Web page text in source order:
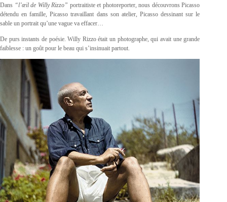
Dans “l’œil de Willy Rizzo” portraitiste et photoreporter, nous découvrons Picasso
détendu en famille, Picasso travaillant dans son atelier, Picasso dessinant sur le
sable un portrait qu’une vague va effacer…
De purs instants de poésie. Willy Rizzo était un photographe, qui avait une grande
faiblesse : un goût pour le beau qui s’insinuait partout.